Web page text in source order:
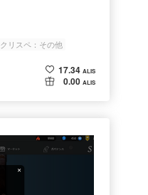
クリスペ：その他
17.34 ALIS
0.00 ALIS